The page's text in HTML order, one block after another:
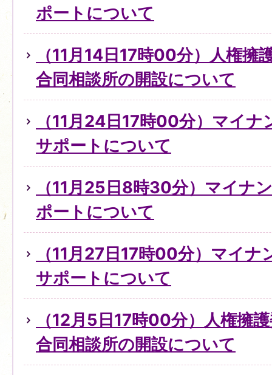
ポートについて
（11月14日17時00分）人権擁
合同相談所の開設について
（11月24日17時00分）マイ
サポートについて
（11月25日8時30分）マイナ
ポートについて
（11月27日17時00分）マイ
サポートについて
（12月5日17時00分）人権擁
合同相談所の開設について